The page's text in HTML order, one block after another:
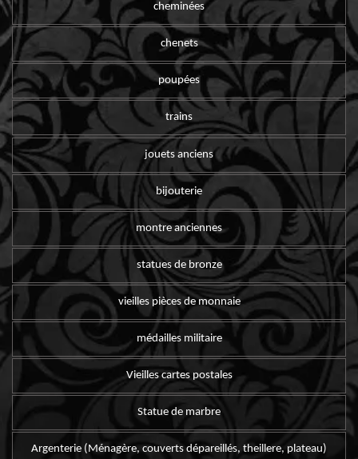
cheminées
chenets
poupées
trains
jouets anciens
bijouterie
montre anciennes
statues de bronze
vieilles pièces de monnaie
médailles militaire
Vieilles cartes postales
Statue de marbre
Argenterie (Ménagère, couverts dépareillés, theillere, plateau)